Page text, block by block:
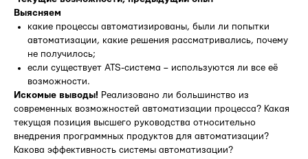
Выясняем
какие процессы автоматизированы, были ли попытки
автоматизации, какие решения рассматривались, почему
не получилось;
если существует ATS-система – используются ли все её
возможности.
Искомые выводы! Реализовано ли большинство из
современных возможностей автоматизации процесса? Какая
текущая позиция высшего руководства относительно
внедрения программных продуктов для автоматизации?
Какова эффективность системы автоматизации?